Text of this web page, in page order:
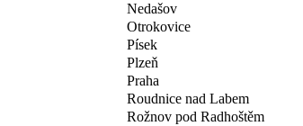
Nedašov
Otrokovice
Písek
Plzeň
Praha
Roudnice nad Labem
Rožnov pod Radhoštěm